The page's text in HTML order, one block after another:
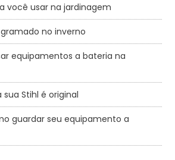
você usar na jardinagem
no inverno
equipamentos a bateria na
Stihl é original
guardar seu equipamento a